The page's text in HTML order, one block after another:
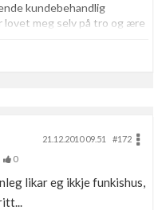
kundebehandlig
lovet meg selv på tro og ære
21.12.2010 09.51
#172
0
likar eg ikkje funkishus,